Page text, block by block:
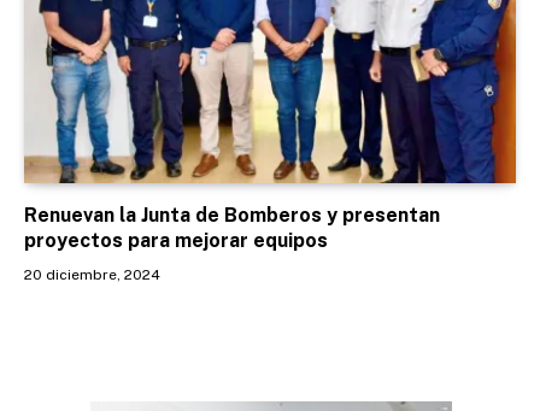
Renuevan la Junta de Bomberos y presentan
proyectos para mejorar equipos
20 diciembre, 2024